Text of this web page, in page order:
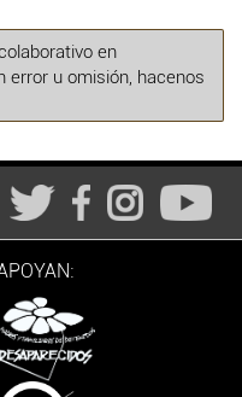
en
error u omisión, hacenos